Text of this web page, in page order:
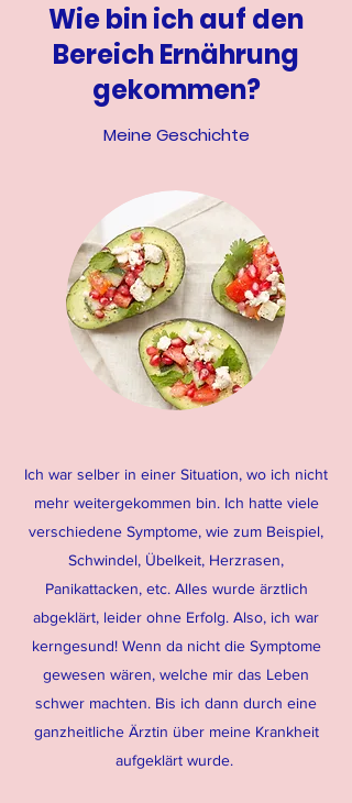
Wie bin ich auf den
Bereich Ernährung
gekommen?
Meine Geschichte
Ich war selber in einer Situation, wo ich nicht
mehr weitergekommen bin. Ich hatte viele
verschiedene Symptome, wie zum Beispiel,
Schwindel, Übelkeit, Herzrasen,
Panikattacken, etc. Alles wurde ärztlich
abgeklärt, leider ohne Erfolg. Also, ich war
kerngesund! Wenn da nicht die Symptome
gewesen wären, welche mir das Leben
schwer machten. Bis ich dann durch eine
ganzheitliche Ärztin über meine Krankheit
aufgeklärt wurde.